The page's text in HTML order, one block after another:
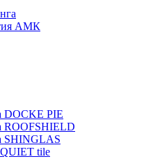
АМК
DOCKE PIE
ROOFSHIELD
SHINGLAS
tile